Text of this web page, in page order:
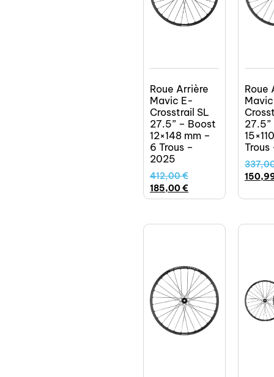
Roue Arrière
Mavic E-
Crosstrail SL
27.5” – Boost
12×148 mm –
6 Trous –
2025
412,00€
185,00€
Roue